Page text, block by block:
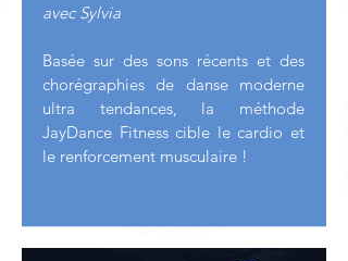
avec Sylvia
Basée sur des sons récents et des
chorégraphies de danse moderne
ultra tendances, la méthode
JayDance Fitness cible le cardio et
le renforcement musculaire !